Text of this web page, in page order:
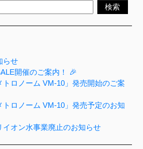
らせ
開催のご案内！ 🎉
トロノーム VM-10」発売開始のご案
トロノーム VM-10」発売予定のお知
イオン水事業廃止のお知らせ